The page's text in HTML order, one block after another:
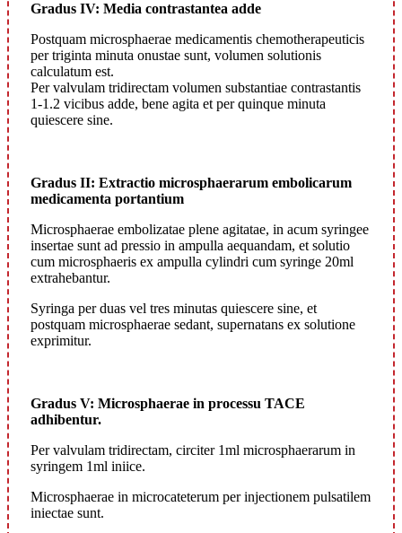
Gradus IV: Media contrastantea adde
Postquam microsphaerae medicamentis chemotherapeuticis
per triginta minuta onustae sunt, volumen solutionis
calculatum est.
Per valvulam tridirectam volumen substantiae contrastantis
1-1.2 vicibus adde, bene agita et per quinque minuta
quiescere sine.
Gradus II: Extractio microsphaerarum embolicarum
medicamenta portantium
Microsphaerae embolizatae plene agitatae, in acum syringee
insertae sunt ad pressio in ampulla aequandam, et solutio
cum microsphaeris ex ampulla cylindri cum syringe 20ml
extrahebantur.
Syringa per duas vel tres minutas quiescere sine, et
postquam microsphaerae sedant, supernatans ex solutione
exprimitur.
Gradus V: Microsphaerae in processu TACE
adhibentur.
Per valvulam tridirectam, circiter 1ml microsphaerarum in
syringem 1ml iniice.
Microsphaerae in microcateterum per injectionem pulsatilem
iniectae sunt.